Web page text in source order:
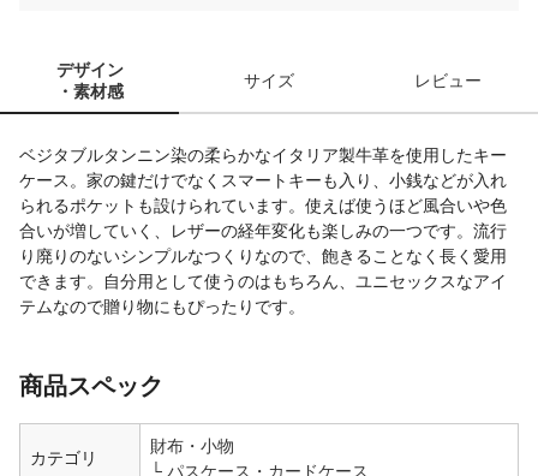
デザイン
・素材感
サイズ レビュー
ベジタブルタンニン染の柔らかなイタリア製牛革を使用したキー
ケース。家の鍵だけでなくスマートキーも入り、小銭などが入れ
られるポケットも設けられています。使えば使うほど風合いや色
合いが増していく、レザーの経年変化も楽しみの一つです。流行
り廃りのないシンプルなつくりなので、飽きることなく長く愛用
できます。自分用として使うのはもちろん、ユニセックスなアイ
テムなので贈り物にもぴったりです。
商品スペック
カテゴリ
財布・小物
パスケース・カードケース